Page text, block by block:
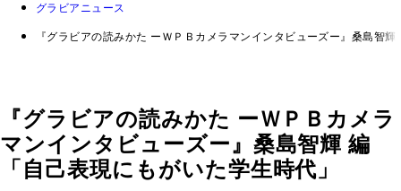
グラビアニュース
『グラビアの読みかた ーＷＰＢカメラマンインタビューズー』桑島智
『グラビアの読みかた ーＷＰＢカメラ
マンインタビューズー』桑島智輝 編
「自己表現にもがいた学生時代」